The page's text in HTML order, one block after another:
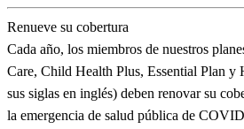
Renueve su cobertura
Cada año, los miembros de nuestros
Care, Child Health Plus, Essential Plan
sus siglas en inglés) deben renovar su
la emergencia de salud pública de